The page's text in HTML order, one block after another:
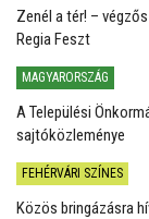
Zenél a tér! –
Regia Feszt
MAGYARORSZÁG
A Települési
sajtóközleménye
FEHÉRVÁRI SZÍNES
Közös bringázásra